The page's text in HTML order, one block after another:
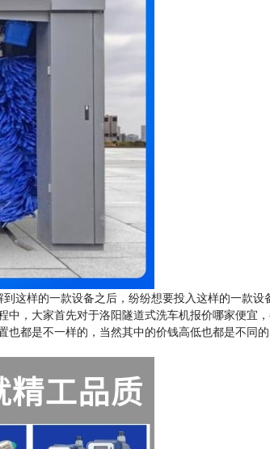
这样的一款设备之后，纷纷想要投入这样的一款设
，大家首先对于洛阳隧道式洗车机报价哪家便宜
都是不一样的，当然其中的价钱高低也都是不同